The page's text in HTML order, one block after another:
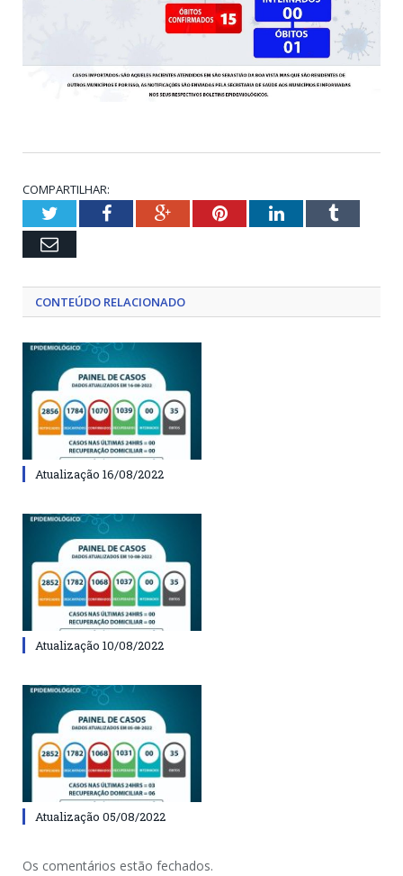
COMPARTILHAR:
TwitterFacebookGoogle+PinterestLinkedInTumblr
Email
CONTEÚDO RELACIONADO
Atualização 16/08/2022
Atualização 10/08/2022
Atualização 05/08/2022
Os comentários estão fechados.